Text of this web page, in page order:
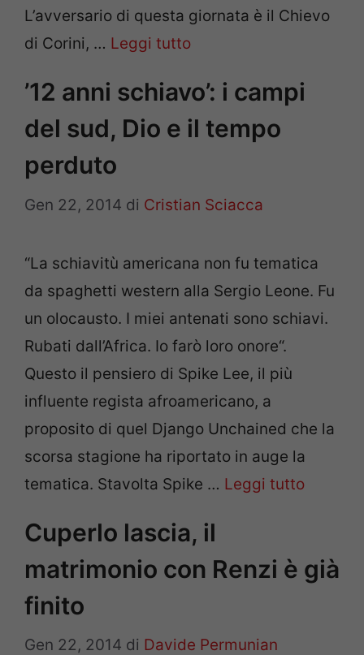
L’avversario di questa giornata è il Chievo
di Corini, … Leggi tutto
’12 anni schiavo’: i campi
del sud, Dio e il tempo
perduto
Gen 22, 2014 di Cristian Sciacca
“La schiavitù americana non fu tematica
da spaghetti western alla Sergio Leone. Fu
un olocausto. I miei antenati sono schiavi.
Rubati dall’Africa. Io farò loro onore“.
Questo il pensiero di Spike Lee, il più
influente regista afroamericano, a
proposito di quel Django Unchained che la
scorsa stagione ha riportato in auge la
tematica. Stavolta Spike … Leggi tutto
Cuperlo lascia, il
matrimonio con Renzi è già
finito
Gen 22, 2014 di Davide Permunian